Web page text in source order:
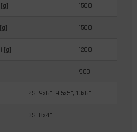
1500
1500
[g] 1200
900
2S: 9x6", 9,5x5", 10x6"
3S: 8x4"